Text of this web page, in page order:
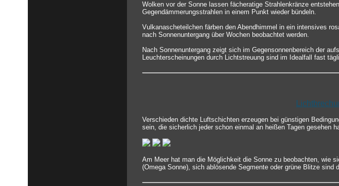
Wolken vor der Sonne lassen fächeratige Strahlenkränze
Gegendämmerungsstrahlen in einem Punkt wieder bündeln.
Vulkanascheteilchen färben den Abendhimmel in ein intensives
nach Sonnenuntergang über Wochen beobachtet werden.
Nach Sonnenuntergang zeigt sich im Gegensonnenbereich der
Leuchterscheinungen durch Lichtstreuung sind im Idealfall fast
Verschieden dichte Luftschichten erzeugen bei günstigen
sein, die sicherlich jeder schon einmal an heißen Tagen gesehen
Am Meer hat man die Möglichkeit die Sonne zu beobachten, wie
(Omega Sonne), sich ablösende Segmente oder grüne Blitze